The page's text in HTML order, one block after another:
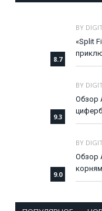
8.7
BY
«Split
9.3
BY
Обзор
9.0
BY
Обзор